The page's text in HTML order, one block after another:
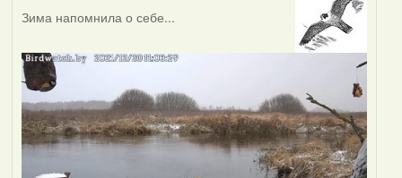
Зима напомнила о себе...